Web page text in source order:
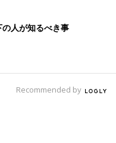
人が知るべき事
Recommended by